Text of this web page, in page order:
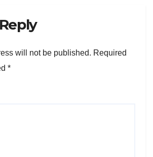
will not be published. Required
*